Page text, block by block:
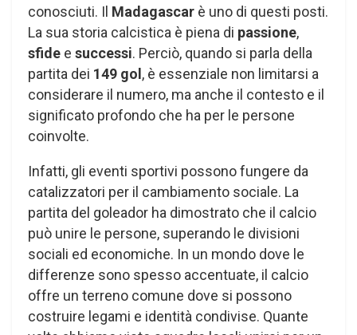
conosciuti. Il Madagascar è uno di questi posti.
La sua storia calcistica è piena di passione,
sfide e successi. Perciò, quando si parla della
partita dei 149 gol, è essenziale non limitarsi a
considerare il numero, ma anche il contesto e il
significato profondo che ha per le persone
coinvolte.
Infatti, gli eventi sportivi possono fungere da
catalizzatori per il cambiamento sociale. La
partita del goleador ha dimostrato che il calcio
può unire le persone, superando le divisioni
sociali ed economiche. In un mondo dove le
differenze sono spesso accentuate, il calcio
offre un terreno comune dove si possono
costruire legami e identità condivise. Quante